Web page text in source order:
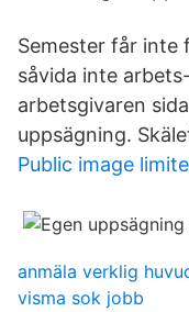
Semester får inte
såvida inte
arbetsgivaren
uppsägning.
Public image
anmäla verklig
visma sok jobb